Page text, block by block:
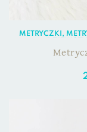
METRYCZKI ,